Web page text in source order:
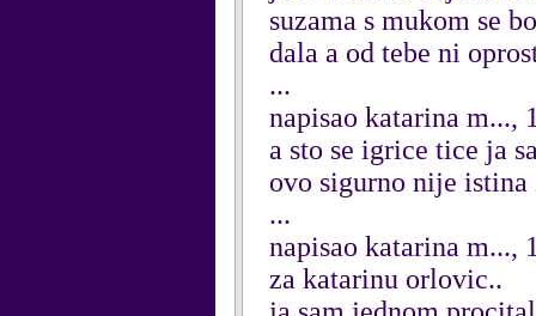
suzama s mukom se
dala a od tebe ni
...
napisao katarina m...,
a sto se igrice tice ja
ovo sigurno nije istina
...
napisao katarina m...,
za katarinu orlovic..